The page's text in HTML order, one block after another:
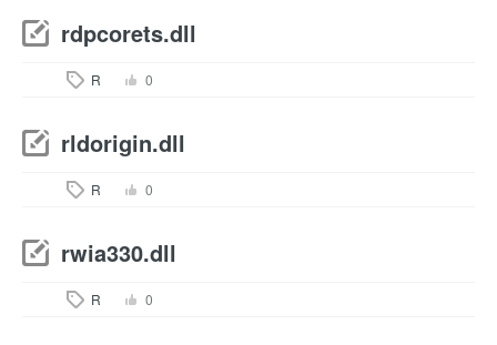
rdpcorets.dll
R 0
rldorigin.dll
R 0
rwia330.dll
R 0